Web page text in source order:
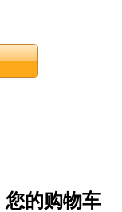
您的购物车